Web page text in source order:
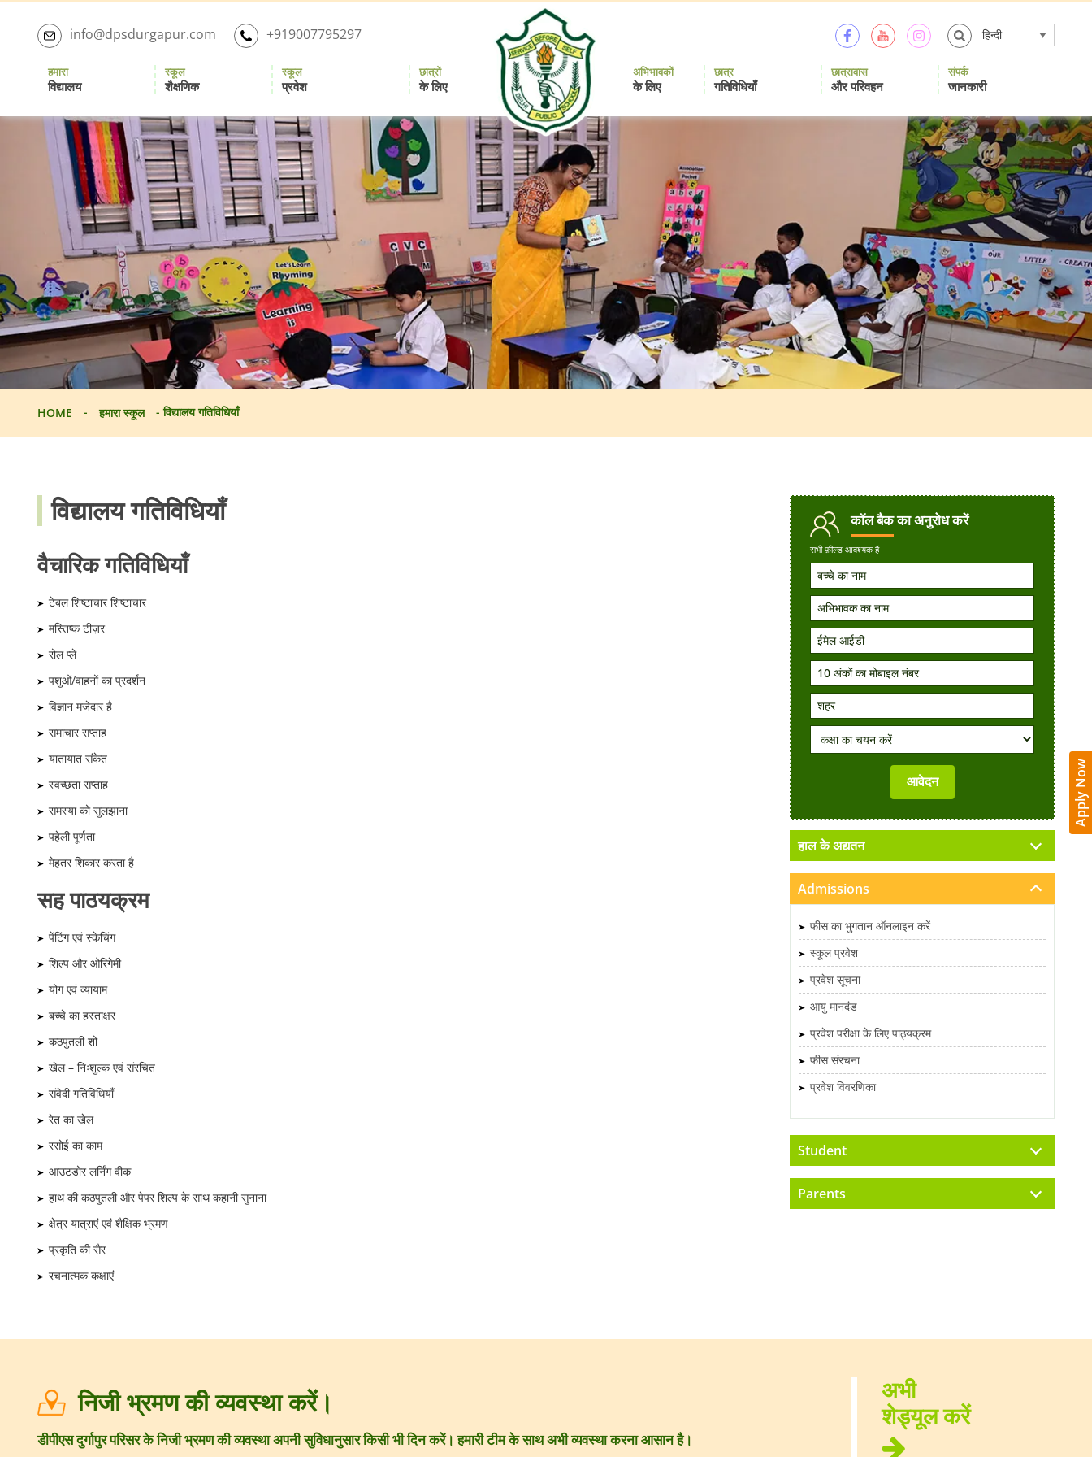
Skip
info@dpsdurgapur.com +919007795297 हिन्दी
Delhi
Public
School
Durgapur
हमारा
विद्यालय
स्कूल
शैक्षणिक
स्कूल
प्रवेश
छात्रों
के लिए
अभिभावकों
के लिए
छात्र
गतिविधियाँ
छात्रावास
और परिवहन
संपर्क
जानकारी
HOME - हमारा स्कूल -विद्यालय गतिविधियाँ
विद्यालय गतिविधियाँ
वैचारिक गतिविधियाँ
टेबल शिष्टाचार शिष्टाचार
मस्तिष्क टीज़र
रोल प्ले
पशुओं/वाहनों का प्रदर्शन
विज्ञान मजेदार है
समाचार सप्ताह
यातायात संकेत
स्वच्छता सप्ताह
समस्या को सुलझाना
पहेली पूर्णता
मेहतर शिकार करता है
सह पाठयक्रम
पेंटिंग एवं स्केचिंग
शिल्प और ओरिगेमी
योग एवं व्यायाम
बच्चे का हस्ताक्षर
कठपुतली शो
खेल – निःशुल्क एवं संरचित
संवेदी गतिविधियाँ
रेत का खेल
रसोई का काम
आउटडोर लर्निंग वीक
हाथ की कठपुतली और पेपर शिल्प के साथ कहानी सुनाना
क्षेत्र यात्राएं एवं शैक्षिक भ्रमण
प्रकृति की सैर
रचनात्मक कक्षाएं
कॉल बैकका अनुरोध करें
सभी फ़ील्ड आवश्यक हैं
हाल के अद्यतन
Admissions
फीस का भुगतान ऑनलाइन करें
स्कूल प्रवेश
प्रवेश सूचना
आयु मानदंड
प्रवेश परीक्षा के लिए पाठ्यक्रम
फीस संरचना
प्रवेश विवरणिका
Student
Parents
निजी भ्रमण की व्यवस्था करें।
डीपीएस दुर्गापुर परिसर के निजी भ्रमण की व्यवस्था अपनी सुविधानुसार किसी भी दिन करें। हमारी टीम के साथ अभी व्यवस्था करना आसान है।
अभी
शेड्यूल करें
Apply Now